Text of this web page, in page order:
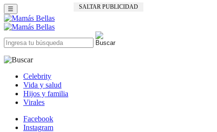
SALTAR PUBLICIDAD
☰
Celebrity
Vida y salud
Hijos y familia
Virales
Facebook
Instagram